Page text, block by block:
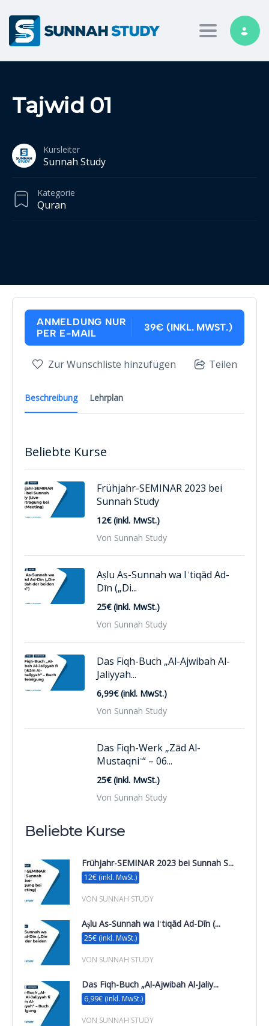
Toggle
Tajwid 01
Kursleiter
Sunnah Study
Kategorie
Quran
Beschreibung Lehrplan
ANMELDUNG NUR
PER E-MAIL
39€ (INKL. MWST.)
Zur Wunschliste hinzufügen Teilen
Beliebte Kurse
Frühjahr-SEMINAR 2023 bei
Sunnah Study
12€ (inkl. MwSt.)
Von Sunnah Study
Aṣlu As-Sunnah wa Iʿtiqād Ad-
Dīn („Di...
25€ (inkl. MwSt.)
Von Sunnah Study
Das Fiqh-Buch „Al-Ajwibah Al-
Jaliyyah...
6,99€ (inkl. MwSt.)
Von Sunnah Study
Das Fiqh-Werk „Zād Al-
Mustaqniʿ“ – 06...
25€ (inkl. MwSt.)
Von Sunnah Study
Beliebte Kurse
Frühjahr-SEMINAR 2023 bei Sunnah S...
12€ (inkl. MwSt.)
VON SUNNAH STUDY
Aṣlu As-Sunnah wa Iʿtiqād Ad-Dīn (...
25€ (inkl. MwSt.)
VON SUNNAH STUDY
Das Fiqh-Buch „Al-Ajwibah Al-Jaliy...
6,99€ (inkl. MwSt.)
VON SUNNAH STUDY